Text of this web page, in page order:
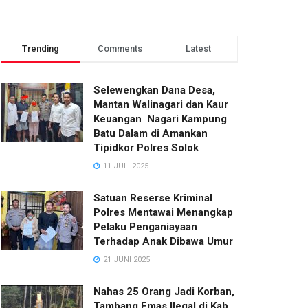
Trending Comments Latest
Selewengkan Dana Desa,
Mantan Walinagari dan Kaur
Keuangan Nagari Kampung
Batu Dalam di Amankan
Tipidkor Polres Solok
11 JULI 2025
Satuan Reserse Kriminal
Polres Mentawai Menangkap
Pelaku Penganiayaan
Terhadap Anak Dibawa Umur
21 JUNI 2025
Nahas 25 Orang Jadi Korban,